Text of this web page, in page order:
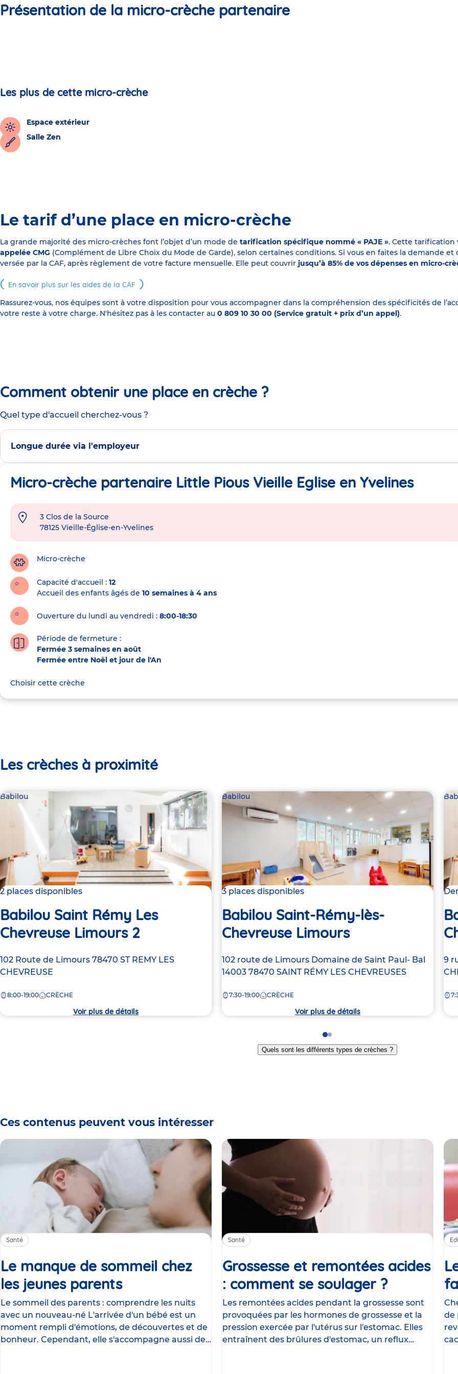
Présentation de la micro-crèche partenaire
Les plus de cette micro-crèche
Espace extérieur
Salle Zen
Le tarif d’une place en micro-crèche
La grande majorité des micro-crèches font l’objet d’un mode de tarification spécifique nommé « PAJE ». Cette tarification
appelée CMG (Complément de Libre Choix du Mode de Garde), selon certaines conditions. Si vous en faites la demande
versée par la CAF, après règlement de votre facture mensuelle. Elle peut couvrir jusqu’à 85% de vos dépenses en micro-
En savoir plus sur les aides de la CAF
Rassurez-vous, nos équipes sont à votre disposition pour vous accompagner dans la compréhension des spécificités de
votre reste à votre charge. N'hésitez pas à les contacter au 0 809 10 30 00 (Service gratuit + prix d’un appel).
Comment obtenir une place en crèche ?
Quel type d'accueil cherchez-vous ?
Longue durée via l'employeur
Micro-crèche partenaire Little Pious Vieille Eglise en Yvelines
Adresse
crèche
3 Clos de la Source
78125 Vieille-Église-en-Yvelines
Micro-crèche
Capacité d'accueil
12
Accueil des enfants âgés de 10 semaines à 4 ans
Ouverture du lundi au vendredi : 8:00-18:30
Période de fermeture :
Fermée 3 semaines en août
Fermée entre Noël et jour de l'An
Choisir cette crèche
Les crèches à proximité
Babilou
2 places disponibles
Babilou Saint Rémy Les
Chevreuse Limours 2
Adresse
de
crèche
102 Route de Limours 78470 ST REMY LES
CHEVREUSE
8:00-19:00 CRÈCHE
Voir plus de détails
Babilou
3 places disponibles
Babilou Saint-Rémy-lès-
Chevreuse Limours
Adresse
de
crèche
102 route de Limours Domaine de Saint Paul- Bal
14003 78470 SAINT RÉMY LES CHEVREUSES
7:30-19:00 CRÈCHE
Voir plus de détails
de
9
Go
to
slide
Go
to
slide
Quels sont les différents types de crèches ?
Ces contenus peuvent vous intéresser
Santé
Le manque de sommeil chez
les jeunes parentsArticle
Le sommeil des parents : comprendre les nuits
avec un nouveau-né L'arrivée d'un bébé est un
moment rempli d'émotions, de découvertes et de
bonheur. Cependant, elle s'accompagne aussi de
Santé
Grossesse et remontées acides
: comment se soulager ?Article
Les remontées acides pendant la grossesse sont
provoquées par les hormones de grossesse et la
pression exercée par l'utérus sur l'estomac. Elles
entraînent des brûlures d'estomac, un reflux
de